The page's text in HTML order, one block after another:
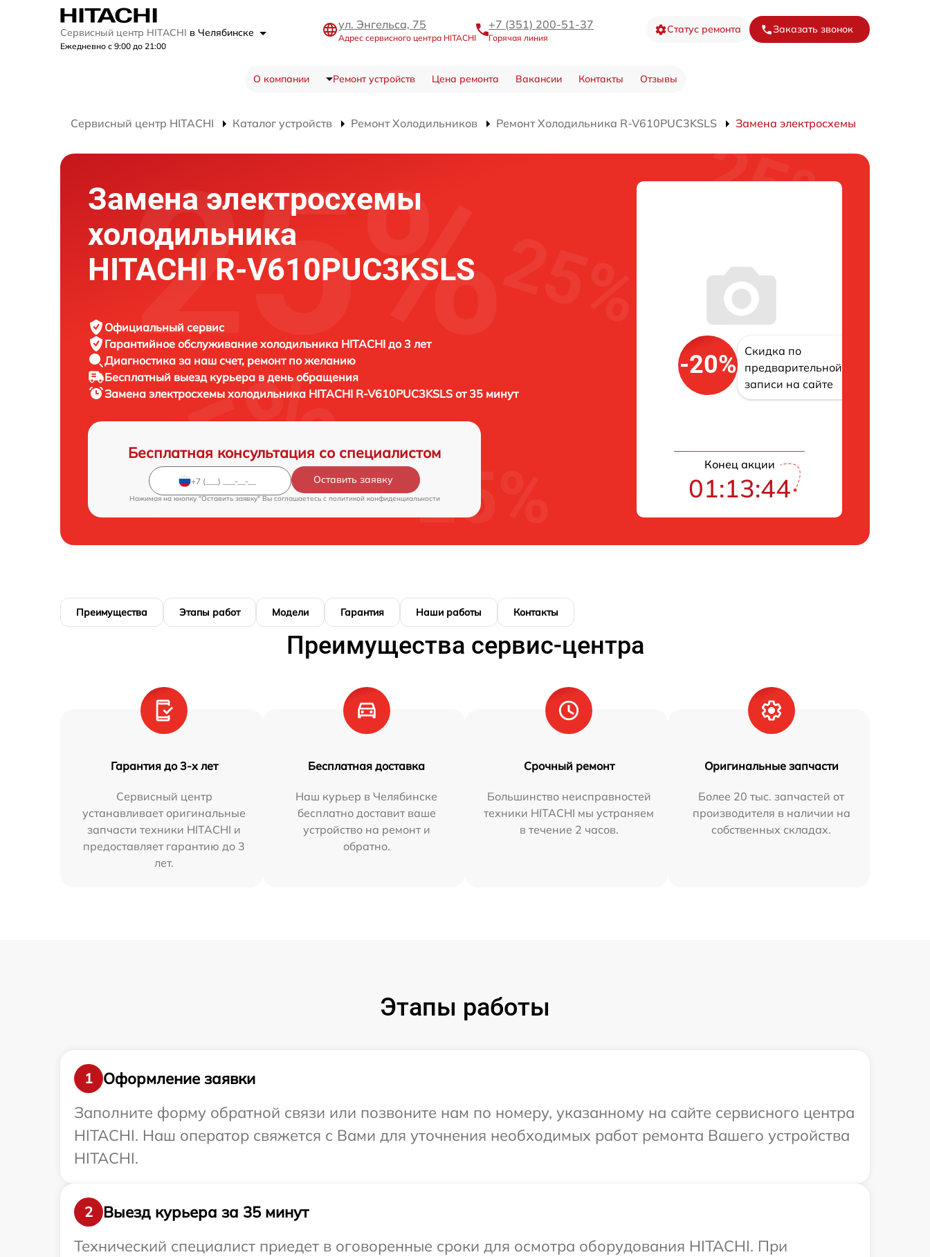
Сервисный центр HITACHI в Челябинске
Ежедневно с 9:00 до 21:00
ул. Энгельса, 75
Адрес сервисного центра HITACHI
+7 (351) 200-51-37
Горячая линия
Статус ремонта Заказать звонок
О компании Ремонт устройств Цена ремонта Вакансии Контакты Отзывы
Сервисный центр HITACHI Каталог устройств Ремонт Холодильников Ремонт Холодильника R-V610PUC3KSLS Замена электросхемы
Замена электросхемы
холодильника
HITACHI R-V610PUC3KSLS
Официальный сервис
Гарантийное обслуживание холодильника HITACHI до 3 лет
Диагностика за наш счет, ремонт по желанию
Бесплатный выезд курьера в день обращения
Замена электросхемы холодильника HITACHI R-V610PUC3KSLS от 35 минут
Бесплатная консультация со специалистом
Оставить заявку
Нажимая на кнопку "Оставить заявку" Вы соглашаетесь c политикой конфиденциальности
-20%
Скидка по
предварительной
записи на сайте
Конец акции
01:13:43
Преимущества Этапы работ Модели Гарантия Наши работы Контакты
Преимущества сервис-центра
Гарантия до 3-х лет
Сервисный центр
устанавливает оригинальные
запчасти техники HITACHI и
предоставляет гарантию до 3
лет.
Бесплатная доставка
Наш курьер в Челябинске
бесплатно доставит ваше
устройство на ремонт и
обратно.
Срочный ремонт
Большинство неисправностей
техники HITACHI мы устраняем
в течение 2 часов.
Оригинальные запчасти
Более 20 тыс. запчастей от
производителя в наличии на
собственных складах.
Этапы работы
1
Оформление заявки
Заполните форму обратной связи или позвоните нам по номеру, указанному на сайте сервисного центра
HITACHI. Наш оператор свяжется с Вами для уточнения необходимых работ ремонта Вашего устройства
HITACHI.
2
Выезд курьера за 35 минут
Технический специалист приедет в оговоренные сроки для осмотра оборудования HITACHI. При